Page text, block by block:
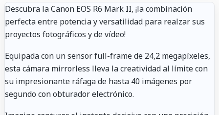
Descubra la Canon EOS R6 Mark II, ¡la combinación
perfecta entre potencia y versatilidad para realzar sus
proyectos fotográficos y de vídeo!
Equipada con un sensor full-frame de 24,2 megapíxeles,
esta cámara mirrorless lleva la creatividad al límite con
su impresionante ráfaga de hasta 40 imágenes por
segundo con obturador electrónico.